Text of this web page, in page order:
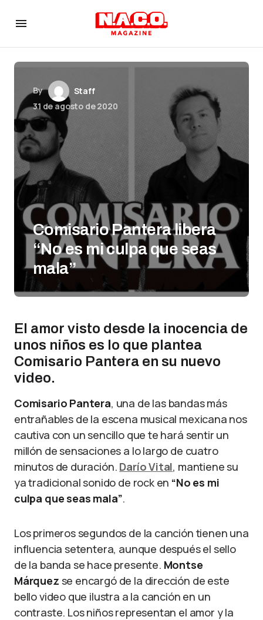
By
Staff
31 de agosto de 2020
Comisario Pantera libera
“No es mi culpa que seas
mala”
El amor visto desde la inocencia de
unos niños es lo que plantea
Comisario Pantera en su nuevo
video.
Comisario Pantera, una de las bandas más
entrañables de la escena musical mexicana nos
cautiva con un sencillo que te hará sentir un
millón de sensaciones a lo largo de cuatro
minutos de duración. Darío Vital, mantiene su
ya tradicional sonido de rock en “No es mi
culpa que seas mala”.
Los primeros segundos de la canción tienen una
influencia setentera, aunque después el sello
de la banda se hace presente. Montse
Márquez se encargó de la dirección de este
bello video que ilustra a la canción en un
contraste. Los niños representan el amor y la